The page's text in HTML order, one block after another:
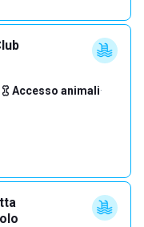
Accesso animali·